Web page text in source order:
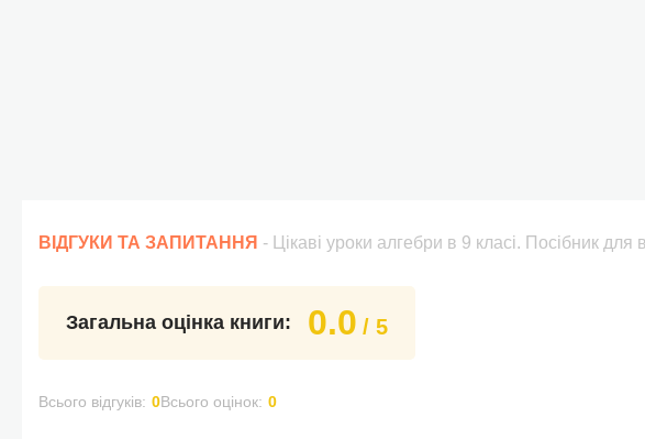
ВІДГУКИ ТА ЗАПИТАННЯ - Цікаві уроки алгебри в 9 класі. Посібник для
Загальна оцінка книги: 0.0 / 5
Всього відгуків: 0Всього оцінок: 0